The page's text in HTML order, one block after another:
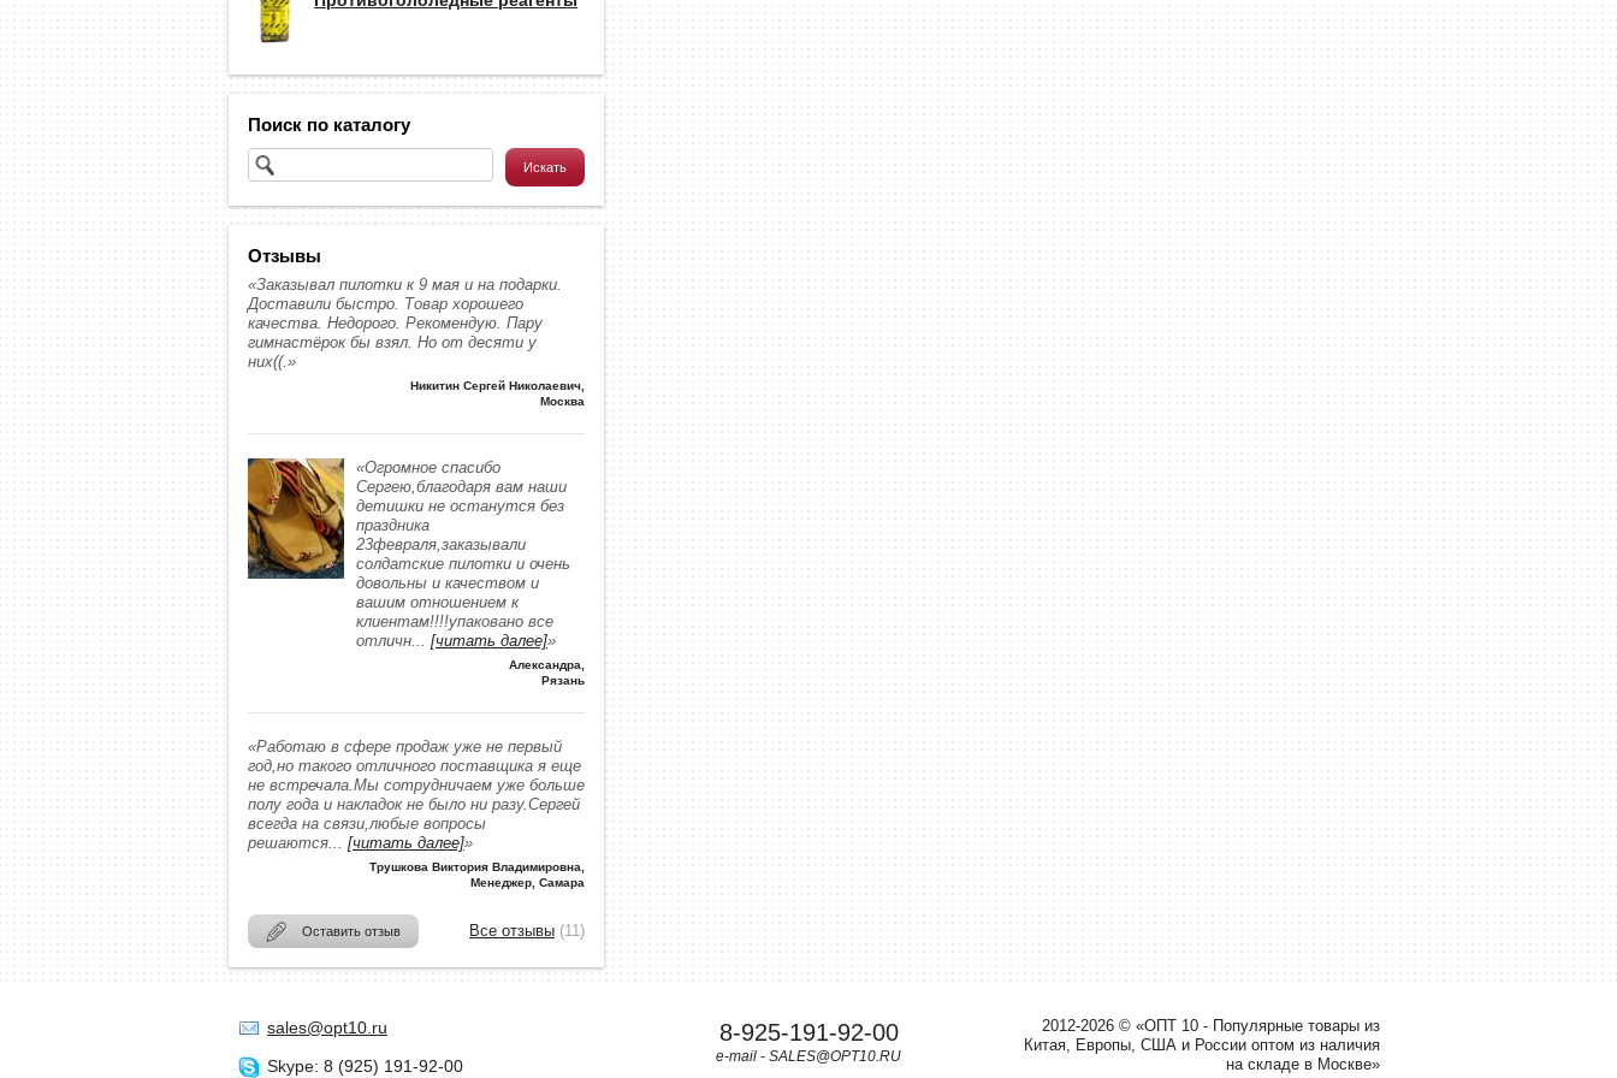
Поиск по каталогу
Отзывы
«Заказывал пилотки к 9 мая и на подарки.
Доставили быстро. Товар хорошего
качества. Недорого. Рекомендую. Пару
гимнастёрок бы взял. Но от десяти у
них((.»
Никитин Сергей Николаевич
Москва
«Огромное спасибо
Сергею,благодаря вам наши
детишки не останутся без
праздника
23февраля,заказывали
солдатские пилотки и очень
довольны и качеством и
вашим отношением к
клиентам!!!!упаковано все
отличн... [читать далее]»
Александра
Рязань
«Работаю в сфере продаж уже не первый
год,но такого отличного поставщика я еще
не встречала.Мы сотрудничаем уже больше
полу года и накладок не было ни разу.Сергей
всегда на связи,любые вопросы
решаются... [читать далее]»
Трушкова Виктория Владимировна
Менеджер, Самара
Оставить отзыв Все отзывы (11)
sales@opt10.ru
Skype: 8 (925) 191-92-00
2012-2026 © «ОПТ 10 - Популярные товары из
Китая, Европы, США и России оптом из наличия
на складе в Москве»
8-925-191-92-00
e-mail - SALES@OPT10.RU